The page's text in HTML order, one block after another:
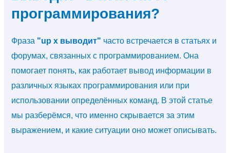
программирования?
Фраза "up x выводит" часто встречается в статьях и
форумах, связанных с программированием. Она
помогает понять, как работает вывод информации в
различных языках программирования или при
использовании определённых команд. В этой статье
мы разберёмся, что именно скрывается за этим
выражением, и какие ситуации оно может описывать.